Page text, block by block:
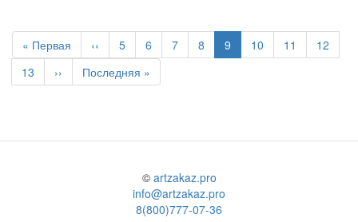
Первая
страница
« Первая
Предыдущая
страница
‹‹ Page
5 Page
6 Page
7 Page
8
Текущая
страница
9 Page
10 Page
11 Page
12
Page
13
Следующая
страница
››
Последняя
страница
Последняя »
© artzakaz.pro
info@artzakaz.pro
8(800)777-07-36